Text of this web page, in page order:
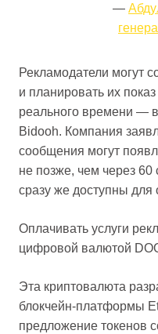
Рекламодатели могут
и планировать их
реального времени —
Bidooh. Компания
сообщения могут
не позже, чем через
сразу же доступны для
Оплачивать услуги
цифровой валютой
Эта криптовалюта
блокчейн-платформы
предложение токенов